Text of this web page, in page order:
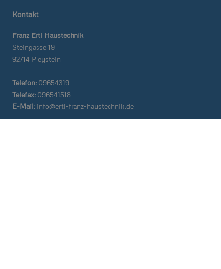
Kontakt
Franz Ertl Haustechnik
Steingasse 19
92714 Pleystein
Telefon: 09654319
Telefax: 096541518
E-Mail: info@ertl-franz-haustechnik.de